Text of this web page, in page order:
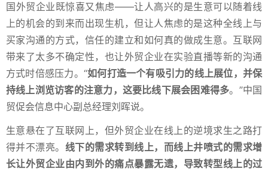
国外贸企业既惊喜又焦虑——让人高兴的是生意可以随着线
上的机会的到来而出现生机，但让人焦虑的是这种全线上与
买家沟通的方式，信任的建立和如何真的做成生意。互联网
带来了太多不确定性，也让外贸企业在实验直播等新的沟通
方式时倍感压力。“如何打造一个有吸引力的线上展位，并保
持线上浏览访客的注意力，这要比线下展会困难得多。”中国
贸促会信息中心副总经理刘晖说。
生意悬在了互联网上，但外贸企业在线上的逆境求生之路打
得并不漂亮。 线下的需求转到线上，而线上井喷式的需求增
长让外贸企业由内到外的痛点暴露无遗，导致转型线上的过